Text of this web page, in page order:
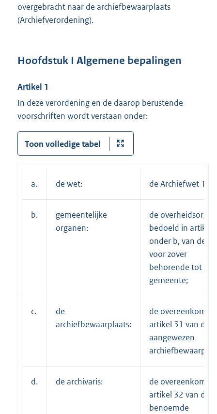
overgebracht naar de archiefbewaarplaats
(Archiefverordening).
Hoofdstuk I Algemene bepalingen
Artikel 1
In deze verordening en de daarop berustende
voorschriften wordt verstaan onder:
Toon volledige tabel
a. de wet: de Archiefwet
b.
gemeentelijke
organen:
de
bedoeld in artikel
onder b, van de
voor zover
behorende tot de
gemeente;
c.
de
archiefbewaarplaats:
de
artikel 31 van de
aangewezen
d. de archivaris:
de
artikel 32 van de
benoemde